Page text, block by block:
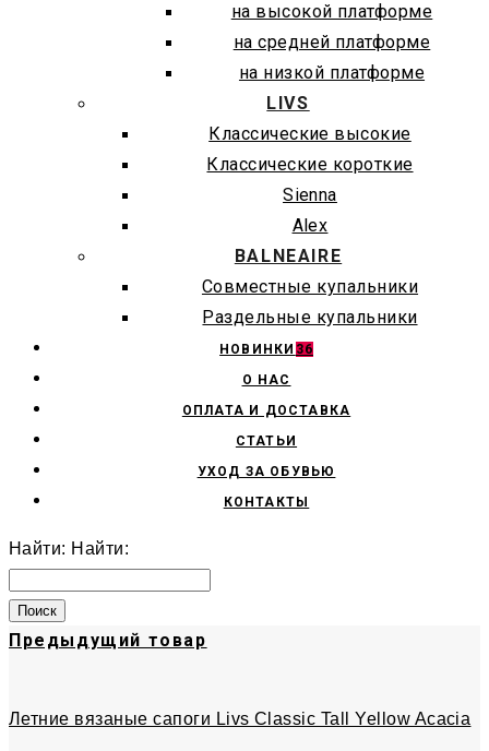
на высокой платформе
на средней платформе
на низкой платформе
LIVS
Классические высокие
Классические короткие
Sienna
Alex
BALNEAIRE
Совместные купальники
Раздельные купальники
НОВИНКИ 36
О НАС
ОПЛАТА И ДОСТАВКА
СТАТЬИ
УХОД ЗА ОБУВЬЮ
КОНТАКТЫ
Найти: Найти:
Предыдущий товар
Летние вязаные сапоги Livs Classic Tall Yellow Acacia